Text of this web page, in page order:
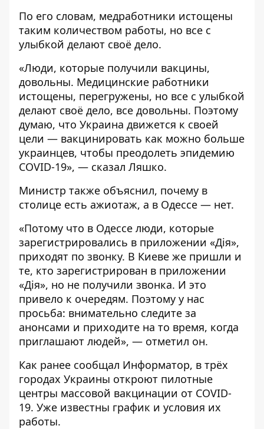
По его словам, медработники истощены
таким количеством работы, но все с
улыбкой делают своё дело.
«Люди, которые получили вакцины,
довольны. Медицинские работники
истощены, перегружены, но все с улыбкой
делают своё дело, все довольны. Поэтому
думаю, что Украина движется к своей
цели — вакцинировать как можно больше
украинцев, чтобы преодолеть эпидемию
COVID-19», — сказал Ляшко.
Министр также объяснил, почему в
столице есть ажиотаж, а в Одессе — нет.
«Потому что в Одессе люди, которые
зарегистрировались в приложении «Дія»,
приходят по звонку. В Киеве же пришли и
те, кто зарегистрирован в приложении
«Дія», но не получили звонка. И это
привело к очередям. Поэтому у нас
просьба: внимательно следите за
анонсами и приходите на то время, когда
приглашают людей», — отметил он.
Как ранее сообщал Информатор, в трёх
городах Украины откроют пилотные
центры массовой вакцинации от COVID-
19. Уже известны график и условия их
работы.